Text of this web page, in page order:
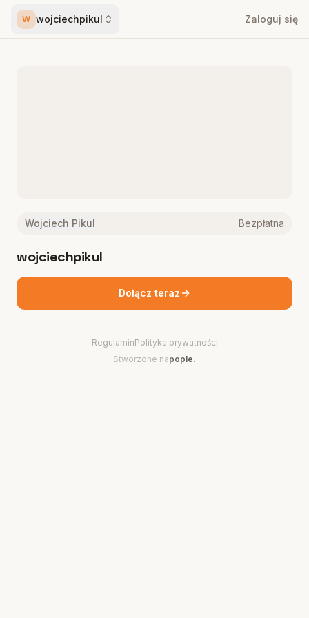
W wojciechpikul Zaloguj się
Wojciech Pikul Bezpłatna
wojciechpikul
Dołącz teraz
RegulaminPolityka prywatności
Stworzone napople.